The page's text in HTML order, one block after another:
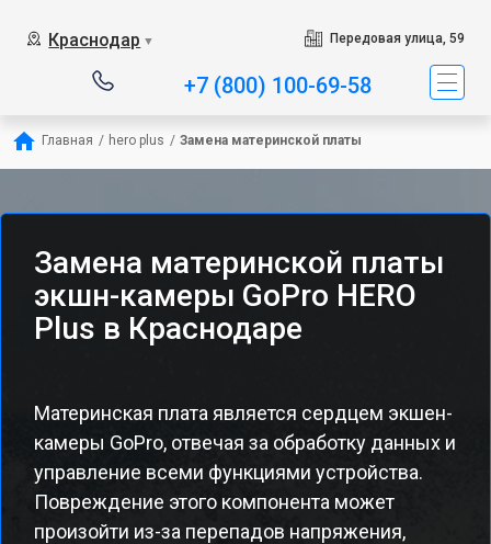
Краснодар ▼ Передовая улица, 59
+7 (800) 100-69-58
Главная / hero plus / Замена материнской платы
Замена материнской платы
экшн-камеры GoPro HERO
Plus в Краснодаре
Материнская плата является сердцем экшен-
камеры GoPro, отвечая за обработку данных и
управление всеми функциями устройства.
Повреждение этого компонента может
произойти из-за перепадов напряжения,